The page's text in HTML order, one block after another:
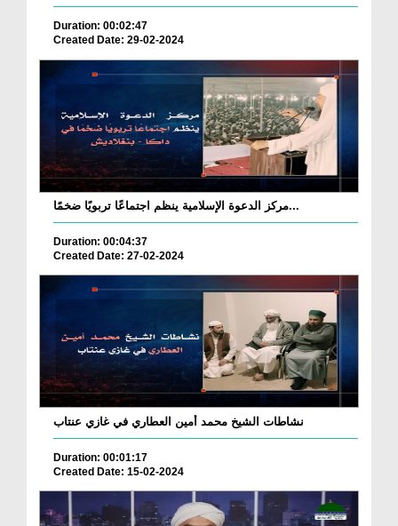
Duration: 00:02:47
Created Date: 29-02-2024
مركز الدعوة الإسلامية ينظم اجتماعًا تربويًا ضخمًا...
Duration: 00:04:37
Created Date: 27-02-2024
نشاطات الشيخ محمد أمين العطاري في غازي عنتاب
Duration: 00:01:17
Created Date: 15-02-2024